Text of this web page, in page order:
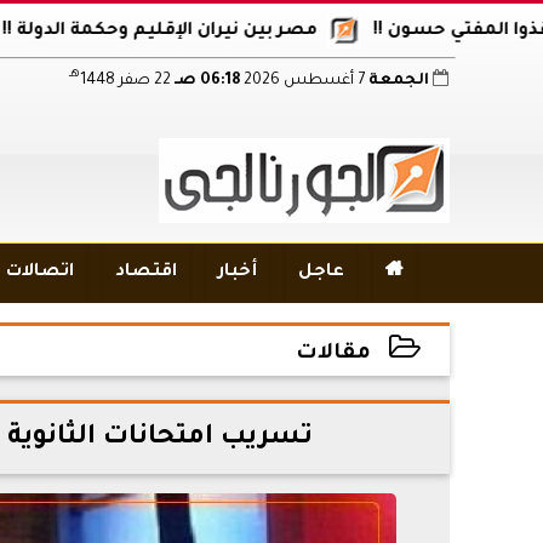
مصر بين نيران الإقليم وحكمة الدولة !! حسون !!
الجمعة 06:18 صـ هـ
 عاجل أخبار اقتصاد اتصالات
مقالات
2026-06-28 17:59:42
تسريب امتحانات